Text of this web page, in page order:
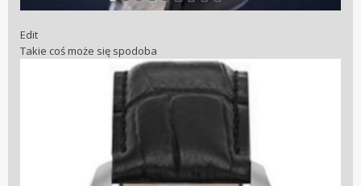
Edit
Takie coś może się spodoba